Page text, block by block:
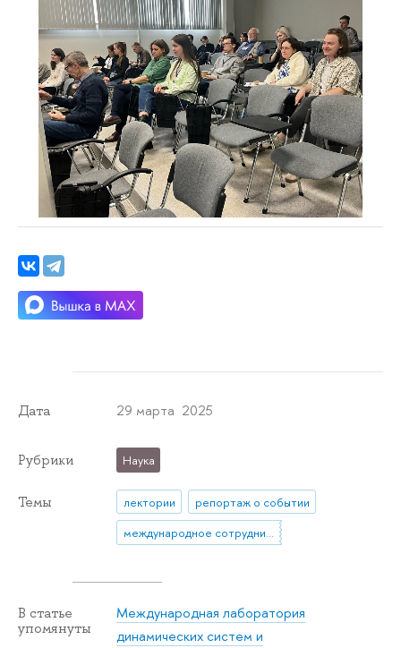
Дата 29 марта 2025
Рубрики Наука
Темы лектории
репортаж о событии
международное сотрудничество
В статье
упомянуты
Международная лаборатория
динамических систем и